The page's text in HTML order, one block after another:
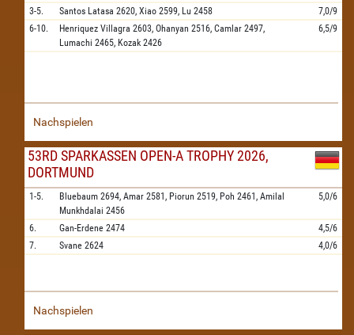
3-5.
Santos Latasa 2620, Xiao 2599, Lu 2458
7,0/9
6-10.
Henriquez Villagra 2603, Ohanyan 2516, Camlar 2497,
Lumachi 2465, Kozak 2426
6,5/9
Nachspielen
53RD SPARKASSEN OPEN-A TROPHY 2026,
DORTMUND
1-5. Bluebaum 2694, Amar 2581, Piorun 2519, Poh 2461, Amilal
Munkhdalai 2456
5,0/6
6. Gan-Erdene 2474
4,5/6
7.
Svane 2624 4,0/6
Nachspielen